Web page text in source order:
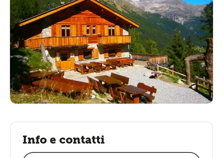
Info e contatti